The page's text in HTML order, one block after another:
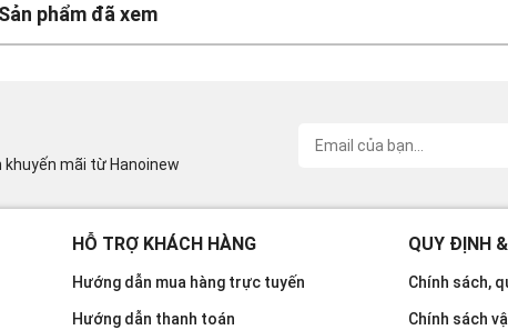
Sản phẩm đã xem
mãi từ Hanoinew
HỖ TRỢ KHÁCH HÀNG
Hướng dẫn mua hàng trực tuyến
Hướng dẫn thanh toán
QUY ĐỊNH
Chính sách,
Chính sách